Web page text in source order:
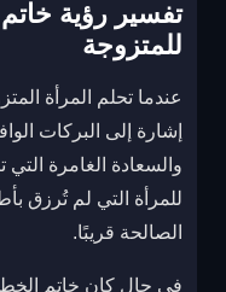
تفسير رؤية
للمتزوجة
عندما تحلم المرأة
إشارة إلى البركات
والسعادة الغامرة التي
للمرأة التي لم تُرزق
الصالحة قريبًا.
في حال كان خاتم